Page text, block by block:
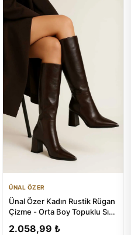
ÜNAL ÖZER
Ünal Özer Kadın Rustik Rügan
Çizme - Orta Boy Topuklu Sıvrı
2.058,99 ₺